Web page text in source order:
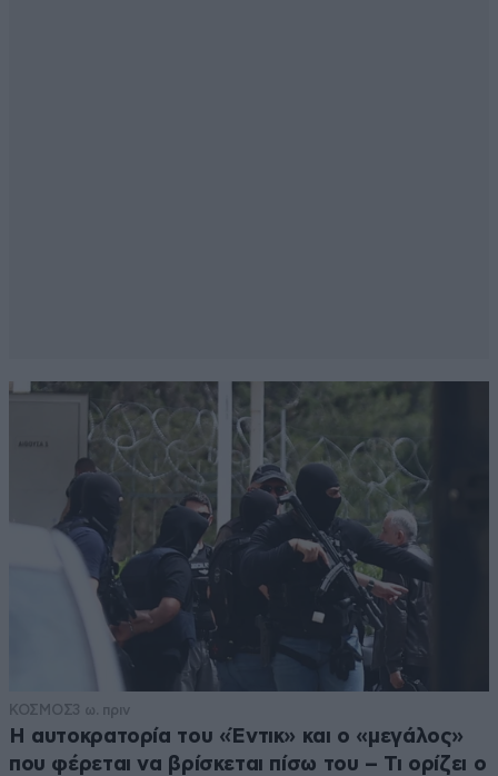
ΚΟΣΜΟΣ3 ω. πριν
Η αυτοκρατορία του «Έντικ» και ο «μεγάλος»
που φέρεται να βρίσκεται πίσω του – Τι ορίζει ο